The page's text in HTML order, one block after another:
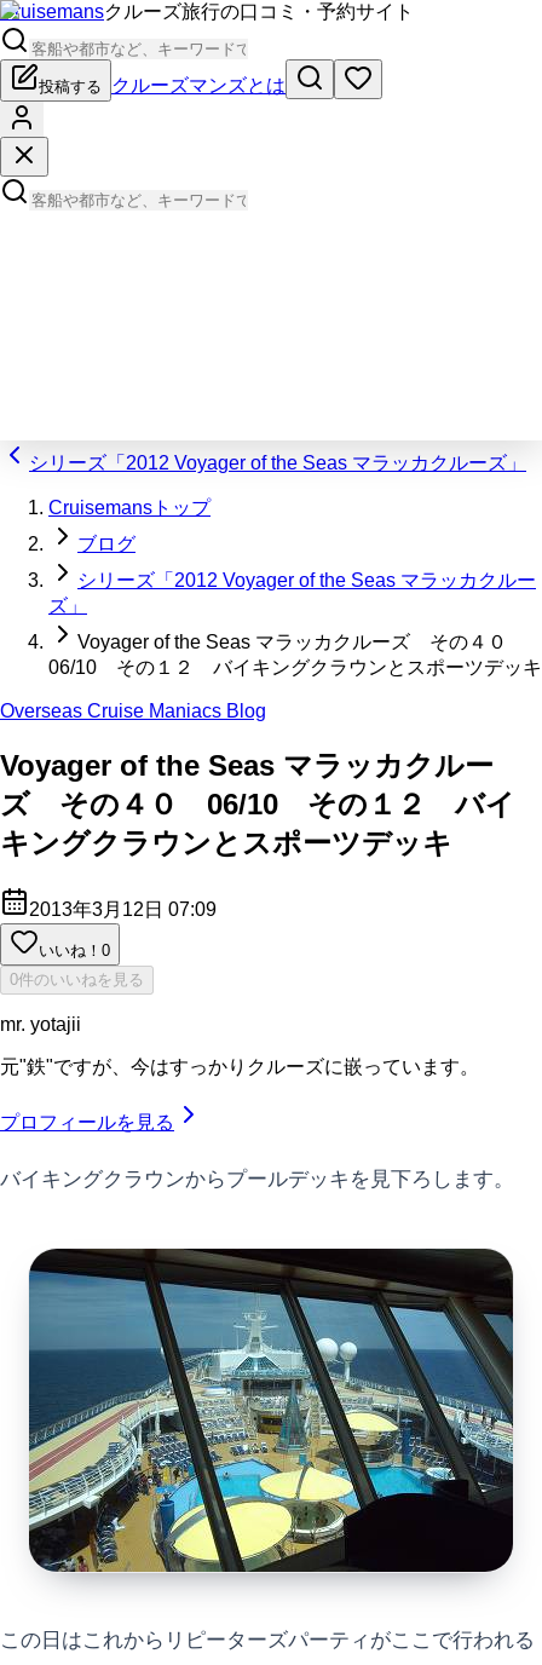
Cruisemansクルーズ旅行の口コミ・予約サイト
投稿する クルーズマンズとは
シリーズ「2012 Voyager of the Seas マラッカクルーズ」
Cruisemansトップ
ブログ
シリーズ「2012 Voyager of the Seas マラッカクルー
ズ」
Voyager of the Seas マラッカクルーズ その４０
06/10 その１２ バイキングクラウンとスポーツデッキ
Overseas Cruise Maniacs Blog
Voyager of the Seas マラッカクルー
ズ その４０ 06/10 その１２ バイ
キングクラウンとスポーツデッキ
2013年3月12日 07:09
いいね！ 0
0件のいいねを見る
mr. yotajii
元"鉄"ですが、今はすっかりクルーズに嵌っています。
プロフィールを見る
バイキングクラウンからプールデッキを見下ろします。
この日はこれからリピーターズパーティがここで行われる